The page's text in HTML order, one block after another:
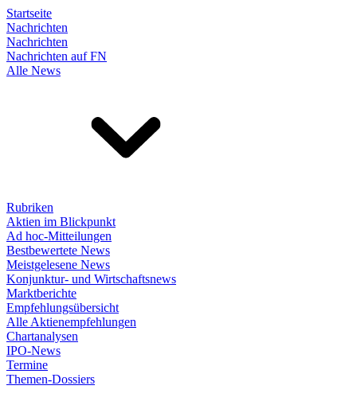
Startseite
Nachrichten
Nachrichten
Nachrichten auf FN
Alle News
Rubriken
Aktien im Blickpunkt
Ad hoc-Mitteilungen
Bestbewertete News
Meistgelesene News
Konjunktur- und Wirtschaftsnews
Marktberichte
Empfehlungsübersicht
Alle Aktienempfehlungen
Chartanalysen
IPO-News
Termine
Themen-Dossiers